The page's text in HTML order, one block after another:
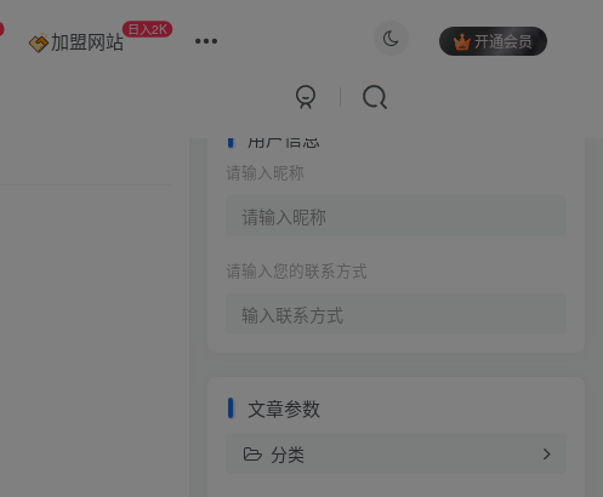
加盟网站 日入2K
开通会员
用户信息
请输入昵称
请输入您的联系方式
文章参数
分类